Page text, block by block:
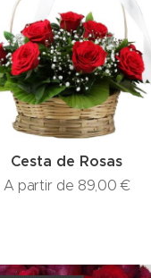
Cesta de Rosas
A partir de 89,00 €